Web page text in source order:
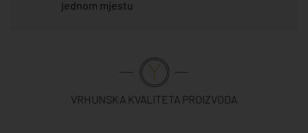
jednom mjestu
VRHUNSKA KVALITETA PROIZVODA